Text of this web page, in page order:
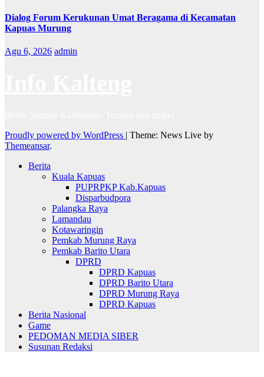
Dialog Forum Kerukunan Umat Beragama di Kecamatan
Kapuas Murung
Agu 6, 2026 admin
Proudly powered by WordPress | Theme: News Live by
Themeansar.
Berita
Kuala Kapuas
PUPRPKP Kab.Kapuas
Disparbudpora
Palangka Raya
Lamandau
Kotawaringin
Pemkab Murung Raya
Pemkab Barito Utara
DPRD
DPRD Kapuas
DPRD Barito Utara
DPRD Murung Raya
DPRD Kapuas
Berita Nasional
Game
PEDOMAN MEDIA SIBER
Susunan Redaksi